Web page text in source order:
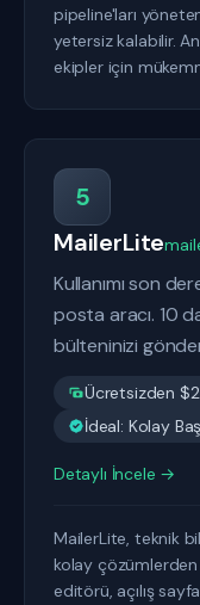
pipeline'ları
yetersiz kalabilir.
ekipler için
5
MailerLite
Kullanımı son
posta aracı. 10
bülteninizi
Ücretsizden
İdeal: Kolay
Detaylı İncele →
MailerLite, teknik
kolay çözümlerden
editörü, açılış